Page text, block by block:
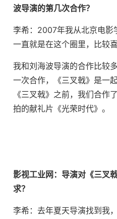
波导演的第几次合作？
李希：2007年我从北京电影
一直就是在这个圈里，比较
我和刘海波导演的合作比较
一次合作，《三叉戟》是一
《三叉戟》之前，我们合作
拍的献礼片《光荣时代》。
影视工业网：导演对《三叉
求？
李希：去年夏天导演找到我